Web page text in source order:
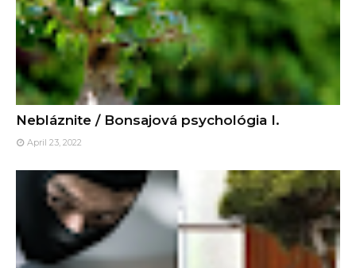
Nebláznite / Bonsajová psychológia I.
April 23, 2022